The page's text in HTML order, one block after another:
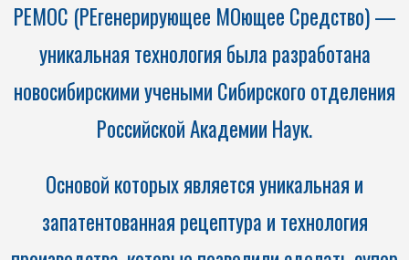
РЕМОС (РЕгенерирующее МОющее Средство) —
уникальная технология была разработана
новосибирскими учеными Сибирского отделения
Российской Академии Наук.
Основой которых является уникальная и
запатентованная рецептура и технология